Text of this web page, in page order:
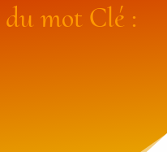
du mot Clé :